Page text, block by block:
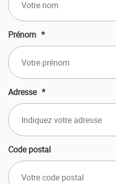
Prénom *
Adresse *
Code postal